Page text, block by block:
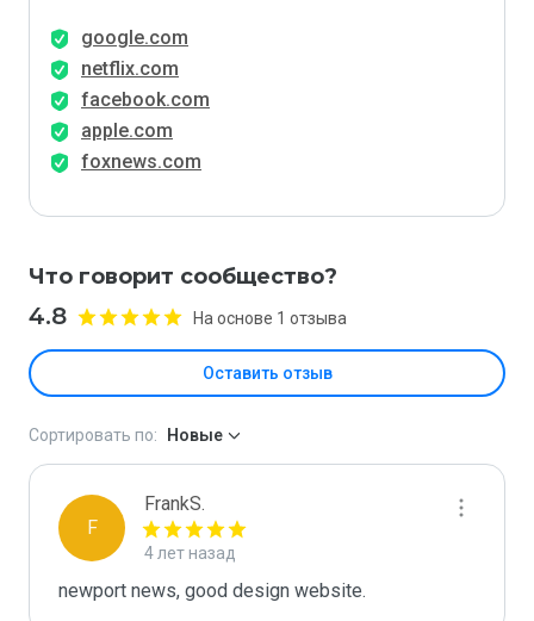
google.com
netflix.com
facebook.com
apple.com
foxnews.com
Что говорит сообщество?
4.8 На основе 1 отзыва
Оставить отзыв
Сортировать по: Новые
F
FrankS.
4 лет назад
newport news, good design website.